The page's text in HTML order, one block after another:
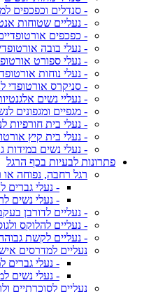
- סנדלים וכפכפים
- נעליים שטוחות
- כפכפים
- נעלי בובה
- נעלי ספורט
- נעלי נוחות
- סניקרס אורטופדי
- נעליי נשים
- מגפיים ומגפונים
- נעלי בית חורפיות
- נעלי בית קיץ
- נעלי נשים במידות
פתרונות לבעיות בכף הרגל
רגל רחבה, נפוחה או
- נעלי גברים
- נעלי נשים
- נעליים לדורבן
- נעליים להלוקס
- נעליים לקשת
נעליים למדרסים
- נעלי גברים
- נעלי נשים
נעליים לסוכרתיים